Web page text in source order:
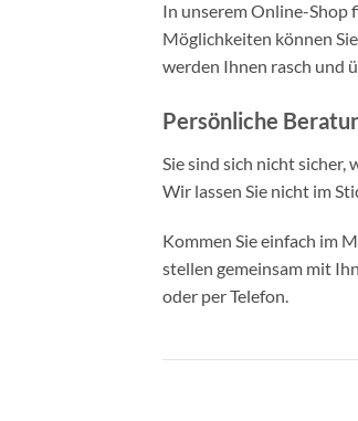
In unserem Online-Shop
Möglichkeiten können
werden Ihnen rasch und
Persönliche
Sie sind sich nicht
Wir lassen Sie nicht im
Kommen Sie einfach im
stellen gemeinsam mit
oder per Telefon.